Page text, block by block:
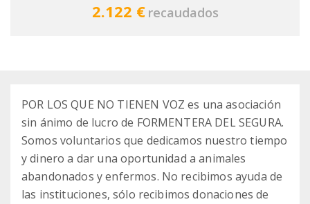
2.122 € recaudados
POR LOS QUE NO TIENEN VOZ es una asociación
sin ánimo de lucro de FORMENTERA DEL SEGURA.
Somos voluntarios que dedicamos nuestro tiempo
y dinero a dar una oportunidad a animales
abandonados y enfermos. No recibimos ayuda de
las instituciones, sólo recibimos donaciones de